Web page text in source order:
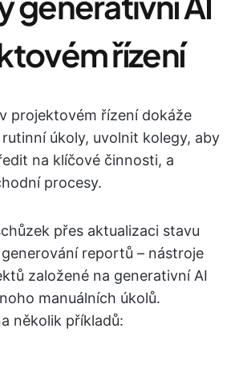
řízení
projektovém řízení dokáže
úkoly, uvolnit kolegy, aby
na klíčové činnosti, a
procesy.
přes aktualizaci stavu
reportů – nástroje
založené na generativní AI
manuálních úkolů.
několik příkladů: